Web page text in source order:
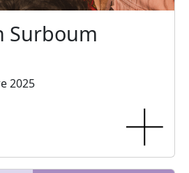
Surboum
2025